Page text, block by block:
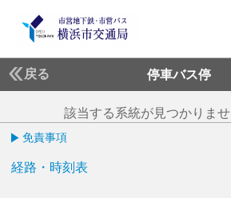
戻る 停車バス停
該当する系統が見つかりませ
免責事項
経路・時刻表